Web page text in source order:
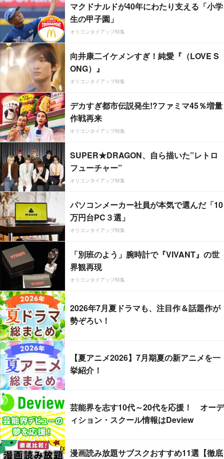
マクドナルドが40年にわたり支える「小学
生の甲子園」
オリコンタイアップ特集
向井康二イケメンすぎ！純愛『（LOVE S
ONG）』
オリコンタイアップ特集
デカすぎ都市伝説発生!?ファミマ45％増量
作戦再来
オリコンタイアップ特集
SUPER★DRAGON、自ら描いた”レトロ
フューチャー”
オリコンタイアップ特集
パソコンメーカー社員が本気で選んだ「10
万円台PC３選」
オリコンタイアップ特集
「別班のよう」腕時計で『VIVANT』の世
界観再現
オリコンタイアップ特集
2026年7月夏ドラマも、注目作＆話題作が
勢ぞろい！
【夏アニメ2026】7月期夏の新アニメを一
挙紹介！
芸能界を志す10代～20代を応援！ オーデ
ィション・スクール情報はDeview
漫画読み放題サブスクおすすめ11選【徹底